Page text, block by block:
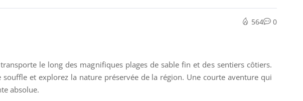
564 0
le long des magnifiques plages de sable fin et des sentiers côtiers.
et explorez la nature préservée de la région. Une courte aventure qui
absolue.